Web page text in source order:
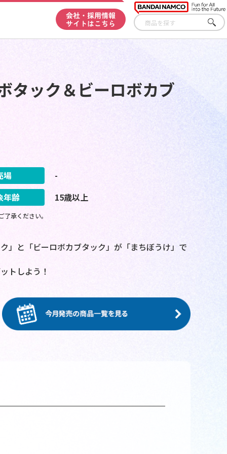
会社・採用情報
サイトはこちら
さが
す
タック＆ビーロボカブ
場
-
年齢
15歳以上
承ください。
」と「ビーロボカブタック」が「まちぼうけ」で
トしよう！